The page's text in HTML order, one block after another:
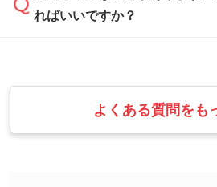
・フルカラーデータを1色に変
・1色印刷でグラデーションや
い
っきりと目立たせたいときは
らかい雰囲気にしたいときは
また、お選びいただいた印刷
ない場合や仕上がりに影響し
タッフから別の色をご案内す
フまでご連絡ください。商品
・お届け時に商品が損傷・故
・ご注文と異なる商品が届い
・印刷不良があった場合
ればいいですか？
業日以内に担当スタッフより
いたします。
お急ぎの場合はお電話でのご
よくある質問をも